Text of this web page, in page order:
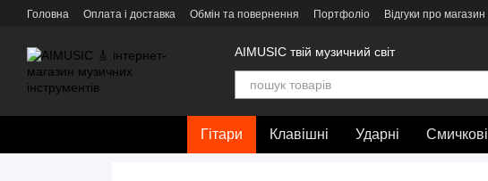
Перейти до основного контенту
Головна Оплата і доставка Обмін та повернення Портфоліо Відгуки про магазин
AIMUSIC твій музичний світ
Гітари Клавішні Ударні Смичкові